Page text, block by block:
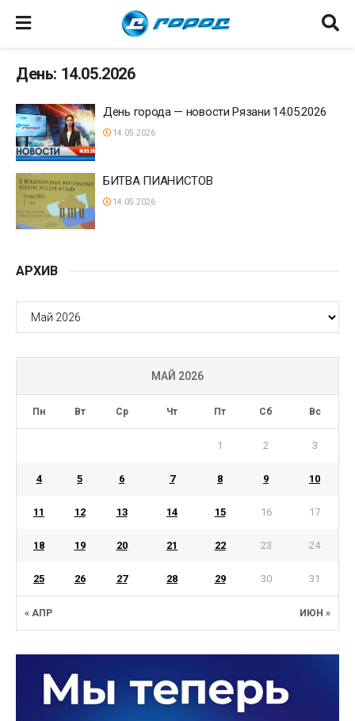
День: 14.05.2026
День города — новости Рязани 14.05.2026
14.05.2026
БИТВА ПИАНИСТОВ
14.05.2026
АРХИВ
АРХИВ
МАЙ 2026
Пн Вт Ср Чт Пт Сб Вс
« АПР ИЮН »
1 2 3
4 5 6 7 8 9 10
11 12 13 14 15 16 17
18 19 20 21 22 23 24
25 26 27 28 29 30 31